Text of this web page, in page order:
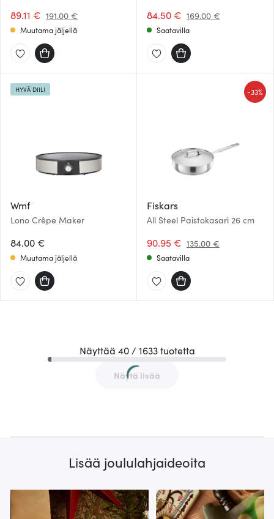
89.11 € 191.00 €
Muutama jäljellä
84.50 € 169.00 €
Saatavilla
Wmf
Lono Crêpe Maker
84.00 €
HYVÄ DIILI
Muutama jäljellä
Fiskars
All Steel Paistokasari 26 cm
90.95 € 135.00 €
-33%
Saatavilla
Näyttää 40 / 1633 tuotetta
Näytä lisää
Lisää joululahjaideoita